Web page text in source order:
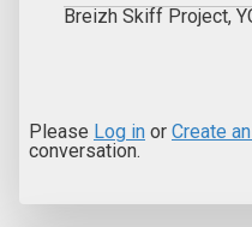
Breizh Skiff Project,
Please Log in or Create
conversation.